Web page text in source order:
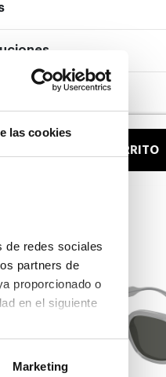
las cookies
de redes sociales
partners de
proporcionado o
Marketing
AÑADIR AL CARRITO